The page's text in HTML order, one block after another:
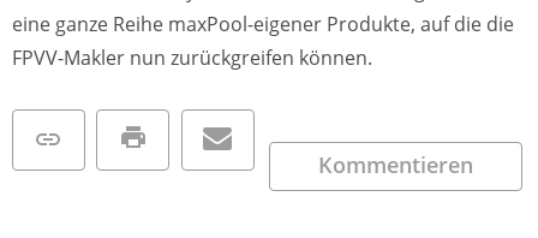
eine ganze Reihe maxPool-eigener Produkte, auf die die
FPVV-Makler nun zurückgreifen können.
Kommentieren